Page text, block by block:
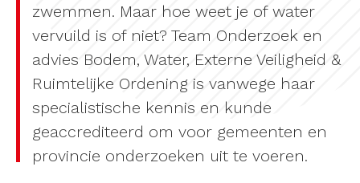
zwemmen. Maar hoe weet je of water
vervuild is of niet? Team Onderzoek en
advies Bodem, Water, Externe Veiligheid &
Ruimtelijke Ordening is vanwege haar
specialistische kennis en kunde
geaccrediteerd om voor gemeenten en
provincie onderzoeken uit te voeren.